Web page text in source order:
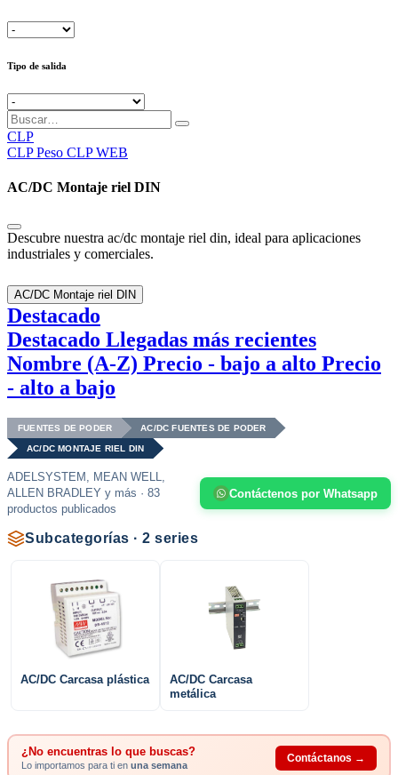
Tipo de salida
CLP
CLP Peso CLP WEB
AC/DC Montaje riel DIN
Descubre nuestra ac/dc montaje riel din, ideal para aplicaciones
industriales y comerciales.
AC/DC Montaje riel DIN
Destacado
Destacado Llegadas más recientes
Nombre (A-Z) Precio - bajo a alto Precio
- alto a bajo
FUENTES DE PODER AC/DC FUENTES DE PODER
AC/DC MONTAJE RIEL DIN
ADELSYSTEM, MEAN WELL,
ALLEN BRADLEY y más · 83
productos publicados
Contáctenos por Whatsapp
Subcategorías · 2 series
AC/DC Carcasa plástica
AC/DC Carcasa
metálica
¿No encuentras lo que buscas?
Lo importamos para ti en una semana
Contáctanos →